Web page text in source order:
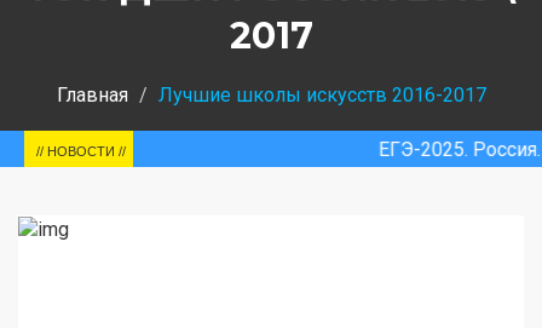
2017
Главная Лучшие школы искусств 2016-2017
ЕГЭ-2025. Россия. Средний
// НОВОСТИ //